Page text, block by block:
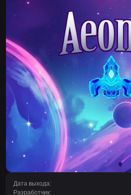
Дата выхода:
Разработчик: